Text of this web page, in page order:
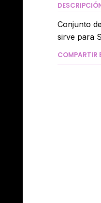
Conjunto
sirve para
COMPARTIR